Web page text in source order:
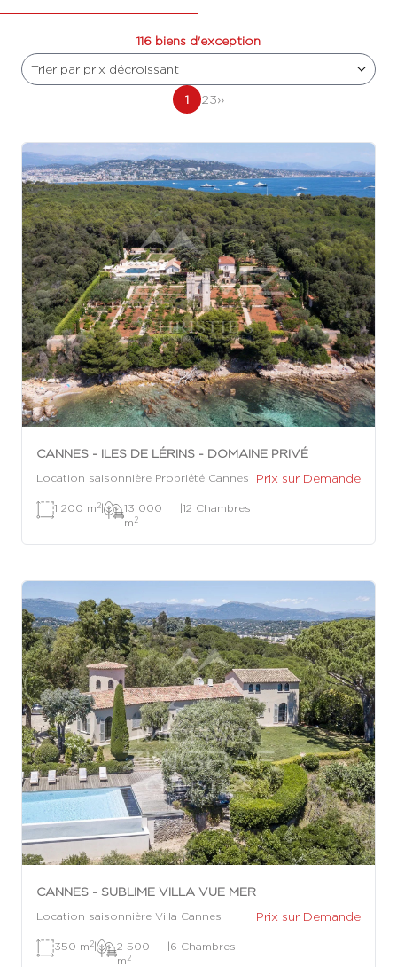
116 biens d'exception
Trier par prix décroissant
1 23››
CANNES - ILES DE LÉRINS - DOMAINE PRIVÉ
Location saisonnière Propriété Cannes Prix sur Demande
1 200 m 2|
13 000
m 2
|12 Chambres
CANNES - SUBLIME VILLA VUE MER
Location saisonnière Villa Cannes Prix sur Demande
350 m 2|
2 500
m 2
|6 Chambres